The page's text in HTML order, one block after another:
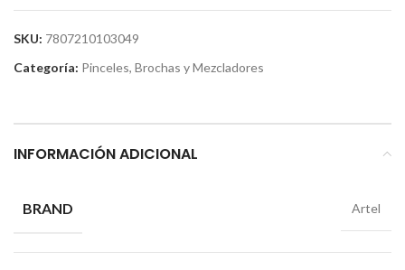
SKU: 7807210103049
Categoría: Pinceles, Brochas y Mezcladores
INFORMACIÓN ADICIONAL
BRAND Artel